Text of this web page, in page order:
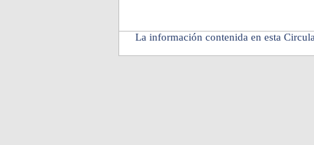
La información contenida en esta